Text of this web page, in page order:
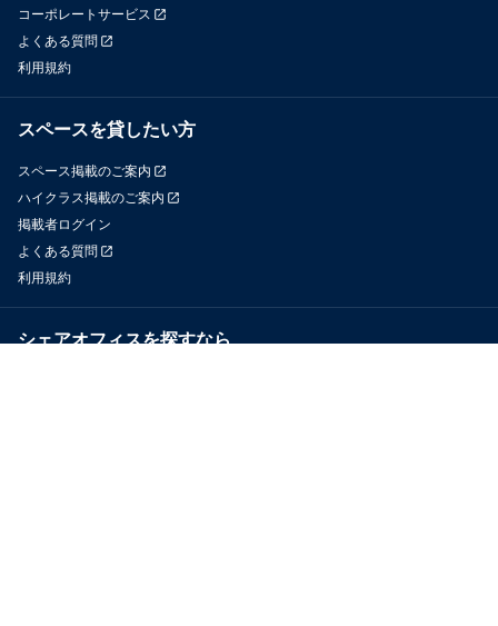
コーポレートサービス
よくある質問
利用規約
スペースを貸したい方
スペース掲載のご案内
ハイクラス掲載のご案内
掲載者ログイン
よくある質問
利用規約
シェアオフィスを探すなら